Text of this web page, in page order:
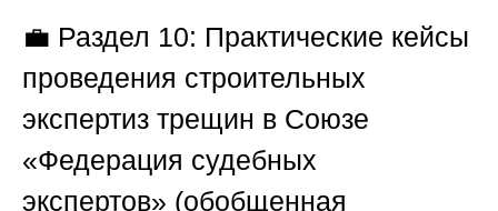
💼 Раздел 10: Практические кейсы
проведения строительных
экспертиз трещин в Союзе
«Федерация судебных
экспертов» (обобщенная